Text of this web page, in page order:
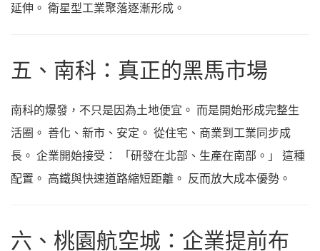
延伸。 衛星型工業聚落逐漸形成。
五、南科：真正的黑馬市場
南科的爆發，不只是因為土地便宜。 而是開始形成完整生
活圈。 善化、新市、安定。 從住宅、商業到工業同步成
長。 企業開始接受： 「研發在北部、生產在南部。」 這種
配置。 高鐵與快速道路縮短距離。 反而放大成本優勢。
六、桃園航空城：企業提前布